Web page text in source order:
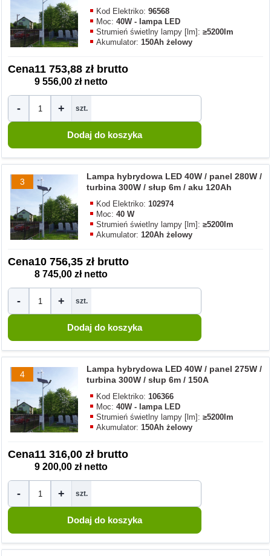
Kod Elektriko:96568
Moc:40W - lampa LED
Strumień świetlny lampy [lm]:≥5200lm
Akumulator:150Ah żelowy
Cena11 753,88 zł brutto
9 556,00 zł netto
- + szt.
3
Lampa hybrydowa LED 40W / panel 280W /
turbina 300W / słup 6m / aku 120Ah
Kod Elektriko:102974
Moc:40 W
Strumień świetlny lampy [lm]:≥5200lm
Akumulator:120Ah żelowy
Cena10 756,35 zł brutto
8 745,00 zł netto
- + szt.
4
Lampa hybrydowa LED 40W / panel 275W /
turbina 300W / słup 6m / 150A
Kod Elektriko:106366
Moc:40W - lampa LED
Strumień świetlny lampy [lm]:≥5200lm
Akumulator:150Ah żelowy
Cena11 316,00 zł brutto
9 200,00 zł netto
- + szt.